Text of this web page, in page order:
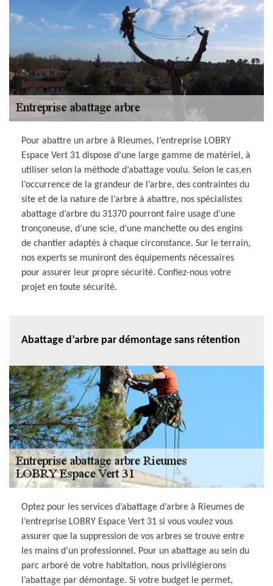
Pour abattre un arbre à Rieumes, l’entreprise LOBRY
Espace Vert 31 dispose d’une large gamme de matériel, à
utiliser selon la méthode d’abattage voulu. Selon le cas,en
l’occurrence de la grandeur de l’arbre, des contraintes du
site et de la nature de l’arbre à abattre, nos spécialistes
abattage d’arbre du 31370 pourront faire usage d’une
tronçoneuse, d’une scie, d’une manchette ou des engins
de chantier adaptés à chaque circonstance. Sur le terrain,
nos experts se muniront des équipements nécessaires
pour assurer leur propre sécurité. Confiez-nous votre
projet en toute sécurité.
Abattage d’arbre par démontage sans rétention
Optez pour les services d’abattage d’arbre à Rieumes de
l’entreprise LOBRY Espace Vert 31 si vous voulez vous
assurer que la suppression de vos arbres se trouve entre
les mains d’un professionnel. Pour un abattage au sein du
parc arboré de votre habitation, nous privilégierons
l’abattage par démontage. Si votre budget le permet,